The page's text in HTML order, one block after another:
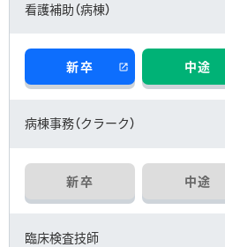
回復期リハビリテーション
内視鏡室
外来化学療法室
放射線科
看護補助（病棟）
新卒 中途
病棟事務（クラーク）
新卒 中途
臨床検査技師